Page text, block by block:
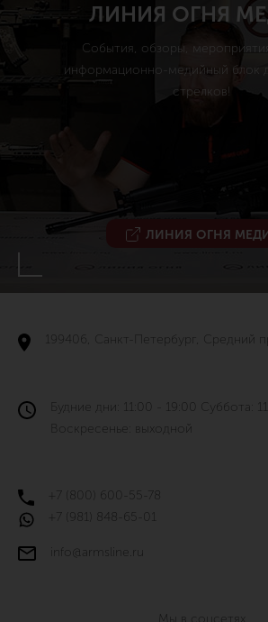
ЛИНИЯ ОГНЯ
События, обзоры,
информационно-медийный блок
стрелков!
ЛИНИЯ ОГНЯ
199406, Санкт-Петербург, Средний
Будние дни: 11:00 - 19:00 Суббота:
Воскресенье: выходной
+7 (800) 600-55-78
+7 (981) 848-65-01
info@armsline.ru